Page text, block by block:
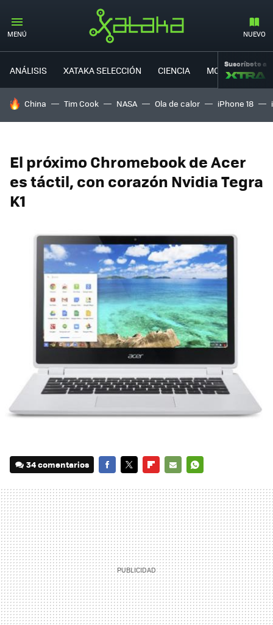
MENÚ NUEVO
ANÁLISIS XATAKA SELECCIÓN CIENCIA MOVILIDAD
Suscríbete a
HOY SE HABLA DE
China Tim Cook NASA Ola de calor iPhone 18
El próximo Chromebook de Acer
es táctil, con corazón Nvidia Tegra
K1
34 comentarios
MAIL